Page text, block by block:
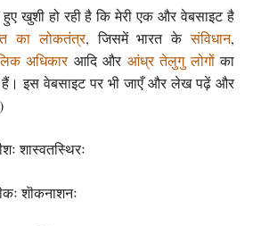
खुशी हो रही है कि मेरी एक और वेबसाइट है
का लोकतंत्र, जिसमें भारत केसंविधान,
अधिकार आदि और आंध्र तेलुगु लोगोंका
इस वेबसाइट पर भी जाएँ और लेख पढ़ें और
शास्वतस्थिरः
शॊकनाशनः